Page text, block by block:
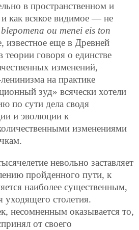
в пространственном и
как всякое видимое — не
ou menei eis ton
еще в Древней
говоря о единстве
изменений,
на практике
зуд» всячески хотели
по сути дела сводя
и эволюции к
изменениями
невольно заставляет
пройденного пути, к
наиболее существенным,
уходящего столетия.
несомненным оказывается то,
от своего